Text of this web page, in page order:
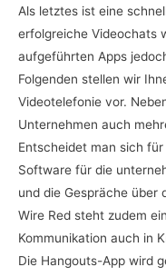
Als letztes ist eine
erfolgreiche Videochats
aufgeführten Apps
Folgenden stellen wir
Videotelefonie vor.
Unternehmen auch
Entscheidet man sich
Software für die
und die Gespräche über
Wire Red steht zudem
Kommunikation auch in
Die Hangouts-App wird